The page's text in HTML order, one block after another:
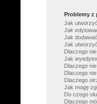
Problemy z
Jak
Jak
Jak
Jak
Dlaczego
Jak
Dlaczego
Dlaczego
Dlaczego
Jak mogę
Do czego
Dlaczego